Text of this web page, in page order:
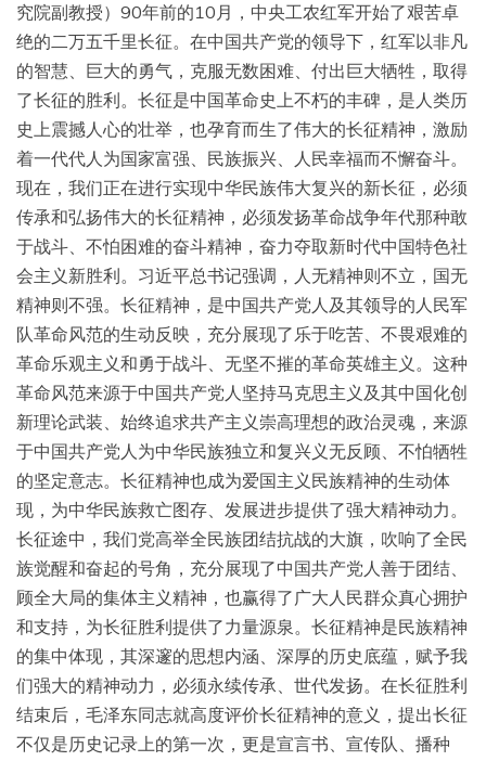
究院副教授）90年前的10月，中央工农红军开始了艰苦卓
绝的二万五千里长征。在中国共产党的领导下，红军以非凡
的智慧、巨大的勇气，克服无数困难、付出巨大牺牲，取得
了长征的胜利。长征是中国革命史上不朽的丰碑，是人类历
史上震撼人心的壮举，也孕育而生了伟大的长征精神，激励
着一代代人为国家富强、民族振兴、人民幸福而不懈奋斗。
现在，我们正在进行实现中华民族伟大复兴的新长征，必须
传承和弘扬伟大的长征精神，必须发扬革命战争年代那种敢
于战斗、不怕困难的奋斗精神，奋力夺取新时代中国特色社
会主义新胜利。习近平总书记强调，人无精神则不立，国无
精神则不强。长征精神，是中国共产党人及其领导的人民军
队革命风范的生动反映，充分展现了乐于吃苦、不畏艰难的
革命乐观主义和勇于战斗、无坚不摧的革命英雄主义。这种
革命风范来源于中国共产党人坚持马克思主义及其中国化创
新理论武装、始终追求共产主义崇高理想的政治灵魂，来源
于中国共产党人为中华民族独立和复兴义无反顾、不怕牺牲
的坚定意志。长征精神也成为爱国主义民族精神的生动体
现，为中华民族救亡图存、发展进步提供了强大精神动力。
长征途中，我们党高举全民族团结抗战的大旗，吹响了全民
族觉醒和奋起的号角，充分展现了中国共产党人善于团结、
顾全大局的集体主义精神，也赢得了广大人民群众真心拥护
和支持，为长征胜利提供了力量源泉。长征精神是民族精神
的集中体现，其深邃的思想内涵、深厚的历史底蕴，赋予我
们强大的精神动力，必须永续传承、世代发扬。在长征胜利
结束后，毛泽东同志就高度评价长征精神的意义，提出长征
不仅是历史记录上的第一次，更是宣言书、宣传队、播种